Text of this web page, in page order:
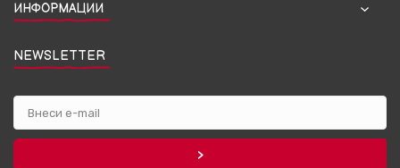
ИНФОРМАЦИИ
NEWSLETTER